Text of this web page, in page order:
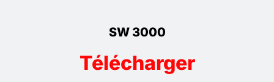
SW 3000
Télécharger